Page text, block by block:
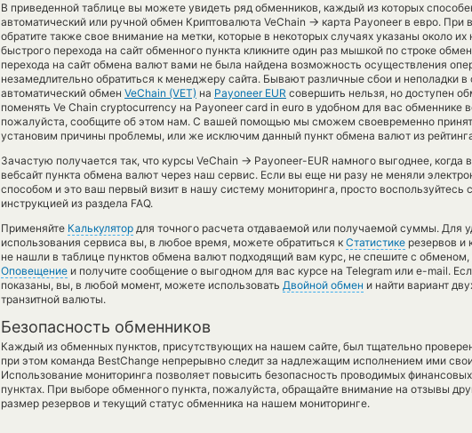
В приведенной таблице вы можете увидеть ряд обменников, каждый из которых
автоматический или ручной обмен Криптовалюта VeChain → карта Payoneer в евро. При
обратите также свое внимание на метки, которые в некоторых случаях указаны около их
быстрого перехода на сайт обменного пункта кликните один раз мышкой по строке
перехода на сайт обмена валют вами не была найдена возможность осуществления
незамедлительно обратиться к менеджеру сайта. Бывают различные сбои и неполадки в
автоматический обмен VeChain (VET) на Payoneer EUR совершить нельзя, но доступен
поменять Ve Chain cryptocurrency на Payoneer card in euro в удобном для вас обменнике
пожалуйста, сообщите об этом нам. С вашей помощью мы сможем своевременно
установим причины проблемы, или же исключим данный пункт обмена валют из
Зачастую получается так, что курсы VeChain → Payoneer-EUR намного выгоднее, когда
вебсайт пункта обмена валют через наш сервис. Если вы еще ни разу не меняли
способом и это ваш первый визит в нашу систему мониторинга, просто воспользуйтесь
инструкцией из раздела FAQ.
Применяйте Калькулятор для точного расчета отдаваемой или получаемой суммы. Для
использования сервиса вы, в любое время, можете обратиться к Статистике резервов и
не нашли в таблице пунктов обмена валют подходящий вам курс, не спешите с обменом,
Оповещение и получите сообщение о выгодном для вас курсе на Telegram или e-mail.
показаны, вы, в любой момент, можете использовать Двойной обмен и найти вариант
транзитной валюты.
Безопасность обменников
Каждый из обменных пунктов, присутствующих на нашем сайте, был тщательно
при этом команда BestChange непрерывно следит за надлежащим исполнением ими
Использование мониторинга позволяет повысить безопасность проводимых
пунктах. При выборе обменного пункта, пожалуйста, обращайте внимание на отзывы
размер резервов и текущий статус обменника на нашем мониторинге.